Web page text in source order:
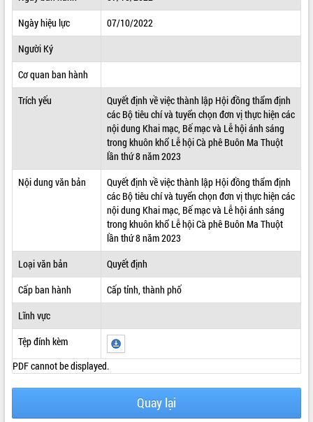
THÔNG TIN CHỈ ĐẠO ĐIỀU HÀNH
HỆ THỐNG VĂN BẢN
VĂN BẢN HĐND TỈNH
Ngày hiệu lực
07/10/2022
Người Ký
Cơ quan ban hành
Trích yếu
Quyết định về việc thành lập Hội đồng thẩm định
các Bộ tiêu chí và tuyển chọn đơn vị thực hiện các
nội dung Khai mạc, Bế mạc và Lễ hội ánh sáng
trong khuôn khổ Lễ hội Cà phê Buôn Ma Thuột
lần thứ 8 năm 2023
Nội dung văn bản
Quyết định về việc thành lập Hội đồng thẩm định
các Bộ tiêu chí và tuyển chọn đơn vị thực hiện các
nội dung Khai mạc, Bế mạc và Lễ hội ánh sáng
trong khuôn khổ Lễ hội Cà phê Buôn Ma Thuột
lần thứ 8 năm 2023
Loại văn bản
Quyết định
Cấp ban hành
Cấp tỉnh, thành phố
Lĩnh vực
Tệp đính kèm
PDF cannot be displayed.
Quay lại